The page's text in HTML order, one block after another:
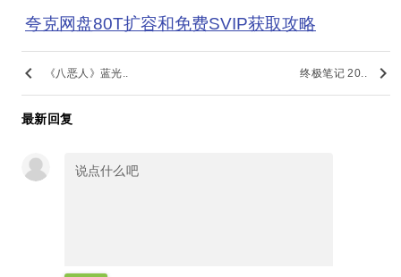
夸克网盘80T扩容和免费SVIP获取攻略
keyboard_arrow_left 《八恶人》蓝光.. 终极笔记 20.. keyboard_arrow_right
最新回复